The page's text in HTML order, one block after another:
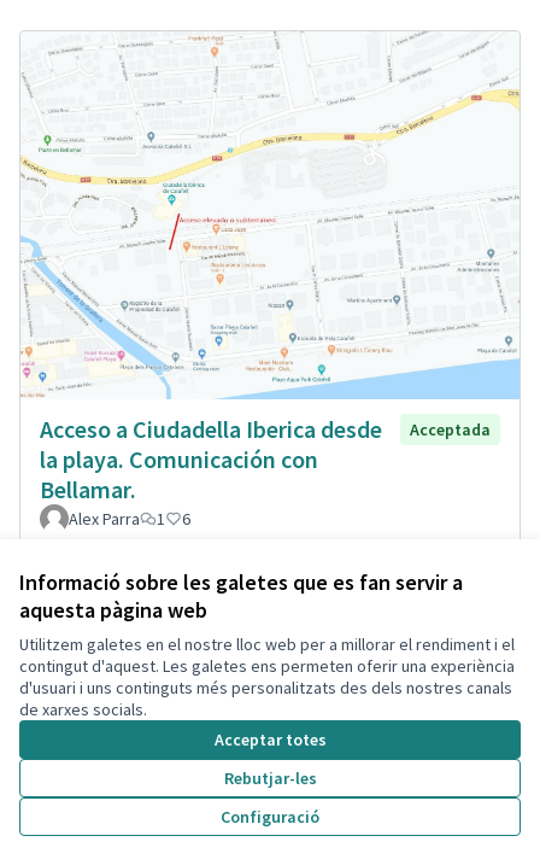
Informació sobre les galetes que es fan servir a
aquesta pàgina web
Utilitzem galetes en el nostre lloc web per a millorar el rendiment i el
contingut d'aquest. Les galetes ens permeten oferir una experiència
d'usuari i uns continguts més personalitzats des dels nostres canals
de xarxes socials.
Acceptar totes
Rebutjar-les
Configuració
Acceso a Ciudadella Iberica desde
la playa. Comunicación con
Bellamar.
Acceptada
Alex Parra 1 6
Resaltes pasos peatones Jaume